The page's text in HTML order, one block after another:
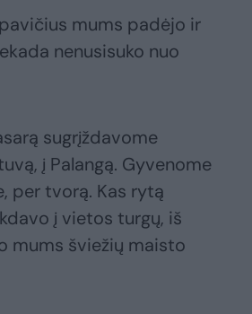
mums padėjo ir
nenusisuko nuo
sugrįždavome
į Palangą. Gyvenome
per tvorą. Kas rytą
į vietos turgų, iš
mums šviežių maisto